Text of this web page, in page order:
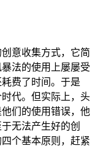
意收集方式，它简
法的使用上屡屡受
费了时间。于是
代。但实际上，头
们的使用错误，他
无法产生好的创
个基本原则，赶紧